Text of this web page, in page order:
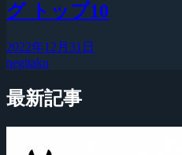
グ トップ10
2022年12月31日
negitaku
最新記事